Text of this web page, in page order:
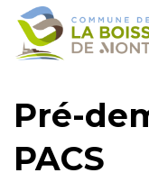
Gestion des traceurs
Aller
Aller
contenu
Aller
pied
Pré-
PACS